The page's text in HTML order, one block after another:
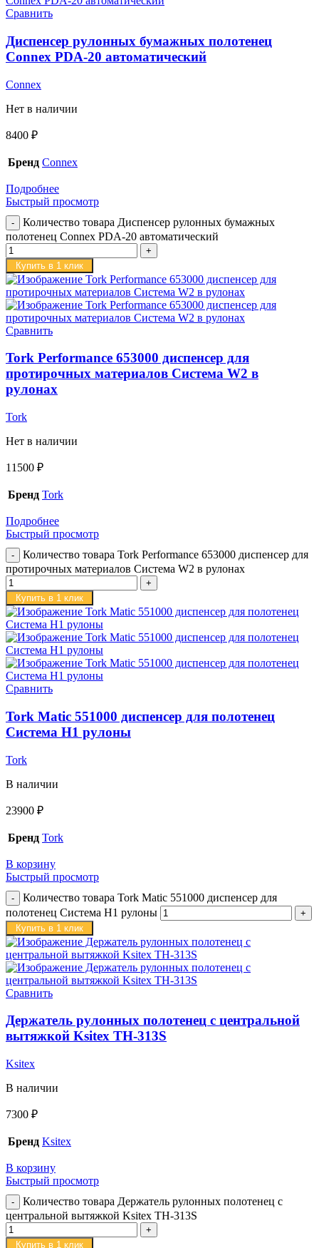
Сравнить
Диспенсер рулонных бумажных полотенец
Connex PDA-20 автоматический
Connex
Нет в наличии
8400 ₽
Бренд Connex
Подробнее
Быстрый просмотр
Количество товара Диспенсер рулонных бумажных
полотенец Connex PDA-20 автоматический
Купить в 1 клик
Сравнить
Tork Performance 653000 диспенсер для
протирочных материалов Система W2 в
рулонах
Tork
Нет в наличии
11500 ₽
Бренд Tork
Подробнее
Быстрый просмотр
Количество товара Tork Performance 653000 диспенсер для
протирочных материалов Система W2 в рулонах
Купить в 1 клик
Сравнить
Tork Matic 551000 диспенсер для полотенец
Система H1 рулоны
Tork
В наличии
23900 ₽
Бренд Tork
В корзину
Быстрый просмотр
Количество товара Tork Matic 551000 диспенсер для
полотенец Система H1 рулоны
Купить в 1 клик
Сравнить
Держатель рулонных полотенец с центральной
вытяжкой Ksitex TH-313S
Ksitex
В наличии
7300 ₽
Бренд Ksitex
В корзину
Быстрый просмотр
Количество товара Держатель рулонных полотенец с
центральной вытяжкой Ksitex TH-313S
Купить в 1 клик